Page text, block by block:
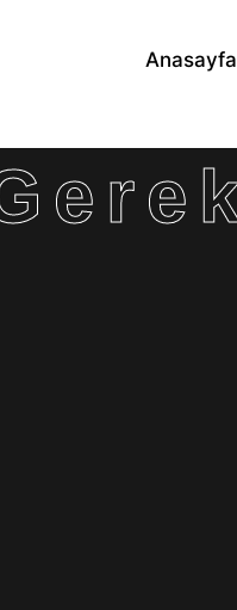
Anasayfa